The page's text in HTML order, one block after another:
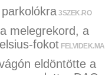
3SZEK.RO
melegrekord, a
fokot FELVIDEK.MA
eldöntötte a